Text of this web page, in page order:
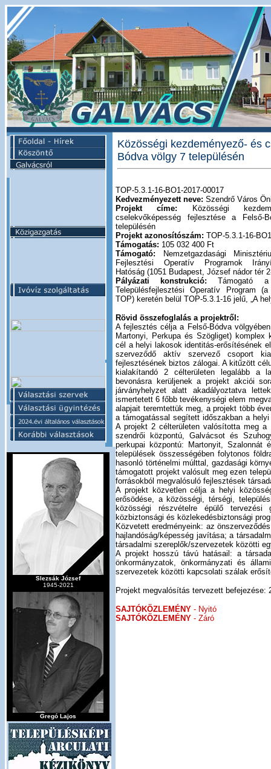
Slezsák József
1945-2021
Gregó Lajos
Közösségi kezdeményező- és
Bódva völgy 7 településén
TOP-5.3.1-16-BO1-2017-00017
Kedvezményezett neve: Szendrő Város
Projekt címe: Közösségi
cselekvőképesség fejlesztése a Felső-
településén
Projekt azonosítószám: TOP-5.3.1-16-
Támogatás: 105 032 400 Ft
Támogató: Nemzetgazdasági
Fejlesztési Operatív Programok
Hatóság (1051 Budapest, József nádor tér
Pályázati konstrukció: Támogató
Településfejlesztési Operatív Program (a
TOP) keretén belül TOP-5.3.1-16 jelű, „A
Rövid összefoglalás a projektről:
A fejlesztés célja a Felső-Bódva
Martonyi, Perkupa és Szögliget) komplex
cél a helyi lakosok identitás-erősítésének
szerveződő aktív szervező csoport
fejlesztésének biztos zálogai. A kitűzött
kialakítandó 2 célterületen legalább a
bevonásra kerüljenek a projekt akciói
járványhelyzet alatt akadályoztatva
ismertetett 6 főbb tevékenységi elem
alapjait teremtettük meg, a projekt több
a támogatással segített időszakban a
A projekt 2 célterületen valósította meg
szendrői központú, Galvácsot és
perkupai központú: Martonyit, Szalonnát
települések összességében folytonos
hasonló történelmi múlttal, gazdasági
támogatott projekt valósult meg ezen
forrásokból megvalósuló fejlesztések
A projekt közvetlen célja a helyi
erősödése, a közösségi, térségi,
közösségi részvételre épülő tervezési
közbiztonsági és közlekedésbiztonsági
Közvetett eredményeink: az
hajlandóság/képesség javítása; a
társadalmi szereplők/szervezetek közötti
A projekt hosszú távú hatásail: a
önkormányzatok, önkormányzati és
szervezetek közötti kapcsolati szálak
Projekt megvalósítás tervezett befejezése:
SAJTÓKÖZLEMÉNY - Nyitó
SAJTÓKÖZLEMÉNY - Záró